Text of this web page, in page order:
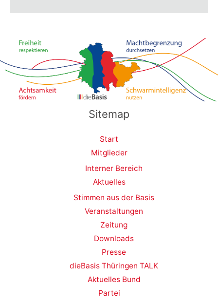
Sitemap
Start
Mitglieder
Interner Bereich
Aktuelles
Stimmen aus der Basis
Veranstaltungen
Zeitung
Downloads
Presse
dieBasis Thüringen TALK
Aktuelles Bund
Partei